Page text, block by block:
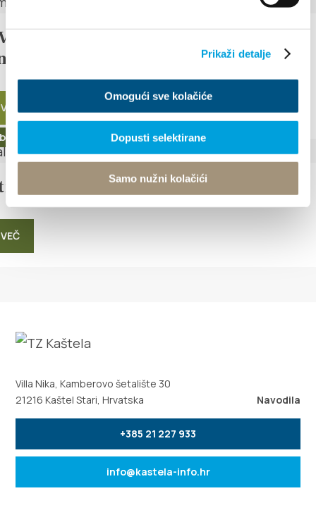
Prikaži detalje
Omogući sve kolačiće
Dopusti selektirane
Samo nužni kolačići
KAŠTELIH 2024 – Dnevi kruha in
za pridelke zemlje
2024
šalše in salse
Villa Nika, Kamberovo šetalište 30
21216 Kaštel Stari, Hrvatska
Navodila
+385 21 227 933
info@kastela-info.hr